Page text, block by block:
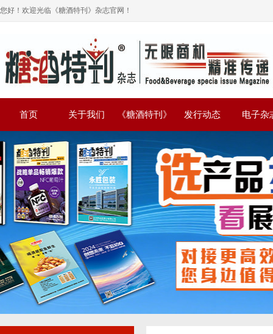
您好！欢迎光临《糖酒特刊》杂志官网！
首页 关于我们 《糖酒特刊》 发行动态 电子杂